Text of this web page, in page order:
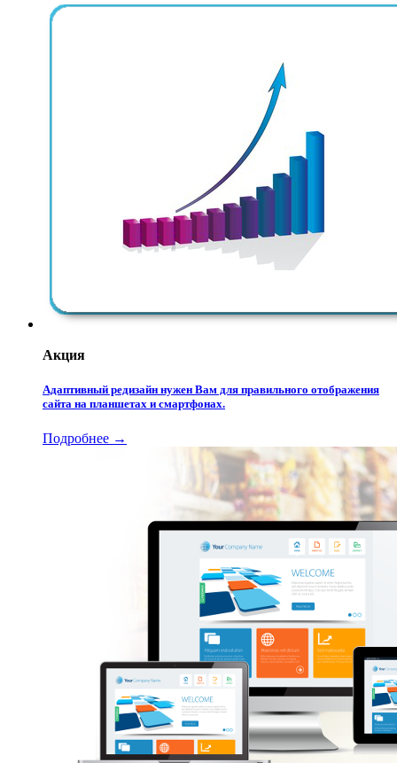
Акция
Адаптивный редизайн нужен Вам для правильного отображения
сайта на планшетах и смартфонах.
Подробнее →